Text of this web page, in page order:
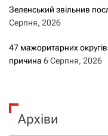
Зеленський звільнив
Серпня, 2026
47 мажоритарних округів
причина 6 Серпня, 2026
Архіви